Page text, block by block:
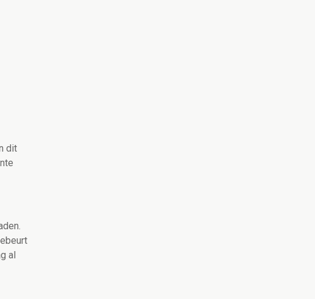
dit
al